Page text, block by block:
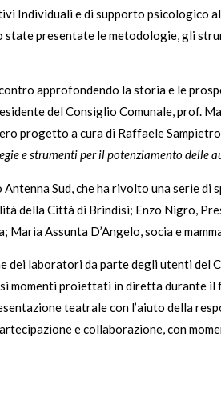
Individuali e di supporto psicologico
presentate le metodologie, gli
approfondendo la storia e le
del Consiglio Comunale, prof.
progetto a cura di Raffaele
e strumenti per il potenziamento delle
Sud, che ha rivolto una serie di
della Città di Brindisi; Enzo Nigro,
Assunta D’Angelo, socia e
laboratori da parte degli utenti del
momenti proiettati in diretta durante il
teatrale con l’aiuto della
e collaborazione, con